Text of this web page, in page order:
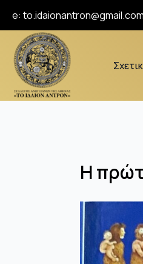
e:to.idaionantron@gmail.com
Η